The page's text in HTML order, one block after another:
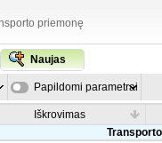
priemonę
Naujas
Papildomi parametrai
Iškrovimas